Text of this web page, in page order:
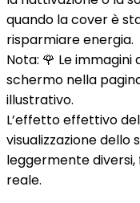
quando la cover è
risparmiare energia.
Nota: 🌹 Le
schermo nella
illustrativo.
L’effetto effettivo
visualizzazione
leggermente
reale.